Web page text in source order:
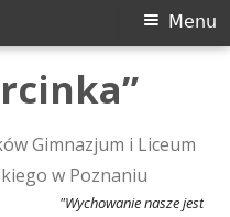
Gimnazjum i Liceum
w Poznaniu
"Wychowanie nasze jest
Menu